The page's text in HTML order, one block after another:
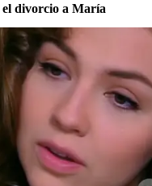
el divorcio a María